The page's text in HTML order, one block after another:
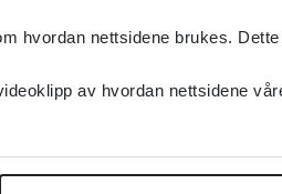
hvordan nettsidene brukes.
av hvordan nettsidene
Cochrane Library 2005